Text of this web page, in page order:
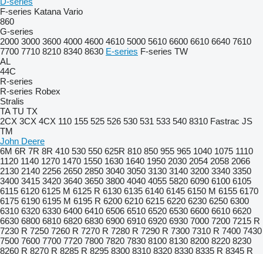
F-series Katana Vario
860
G-series
2000 3000 3600 4000 4600 4610 5000 5610 6600 6610 6640 7610
7700 7710 8210 8340 8630 E-series F-series TW
AL
44C
R-series
R-series Robex
Stralis
TA TU TX
2CX 3CX 4CX 110 155 525 526 530 531 533 540 8310 Fastrac JS
TM
John Deere
6M 6R 7R 8R 410 530 550 625R 810 850 955 965 1040 1075 1110
1120 1140 1270 1470 1550 1630 1640 1950 2030 2054 2058 2066
2130 2140 2256 2650 2850 3040 3050 3130 3140 3200 3340 3350
3400 3415 3420 3640 3650 3800 4040 4055 5820 6090 6100 6105
6115 6120 6125 M 6125 R 6130 6135 6140 6145 6150 M 6155 6170
6175 6190 6195 M 6195 R 6200 6210 6215 6220 6230 6250 6300
6310 6320 6330 6400 6410 6506 6510 6520 6530 6600 6610 6620
6630 6800 6810 6820 6830 6900 6910 6920 6930 7000 7200 7215 R
7230 R 7250 7260 R 7270 R 7280 R 7290 R 7300 7310 R 7400 7430
7500 7600 7700 7720 7800 7820 7830 8100 8130 8200 8220 8230
8260 R 8270 R 8285 R 8295 8300 8310 8320 8330 8335 R 8345 R